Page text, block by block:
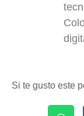
Si te gusto este